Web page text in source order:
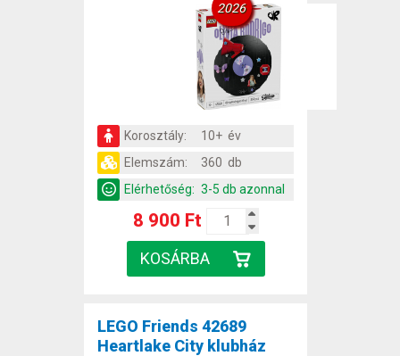
2026
Korosztály:
10+ év
Elemszám:
360 db
Elérhetőség: 3-5 db azonnal
8 900 Ft
LEGO Friends 42689
Heartlake City klubház